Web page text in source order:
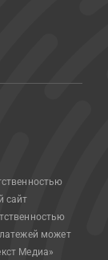
сайт
может
Медиа»